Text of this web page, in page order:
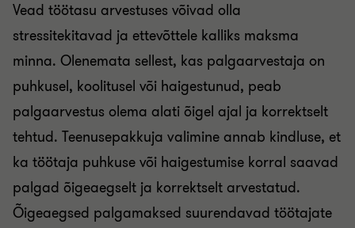
Vead töötasu arvestuses võivad olla
stressitekitavad ja ettevõttele kalliks maksma
minna. Olenemata sellest, kas palgaarvestaja on
puhkusel, koolitusel või haigestunud, peab
palgaarvestus olema alati õigel ajal ja korrektselt
tehtud. Teenusepakkuja valimine annab kindluse, et
ka töötaja puhkuse või haigestumise korral saavad
palgad õigeaegselt ja korrektselt arvestatud.
Õigeaegsed palgamaksed suurendavad töötajate